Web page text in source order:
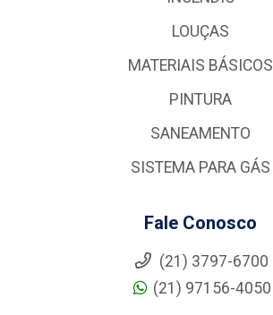
LOUÇAS
MATERIAIS BÁSICOS
PINTURA
SANEAMENTO
SISTEMA PARA GÁS
Fale Conosco
(21) 3797-6700
(21) 97156-4050